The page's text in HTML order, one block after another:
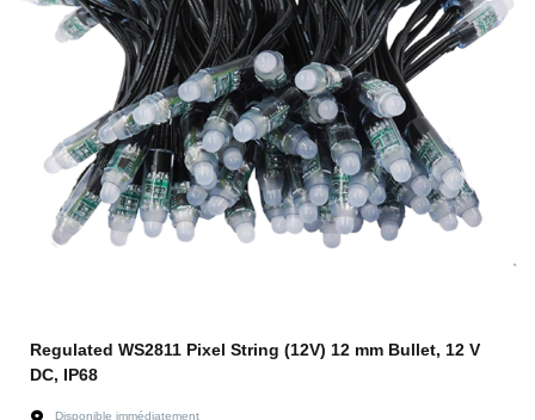
Regulated WS2811 Pixel String (12V) 12 mm Bullet, 12 V
DC, IP68
Disponible immédiatement